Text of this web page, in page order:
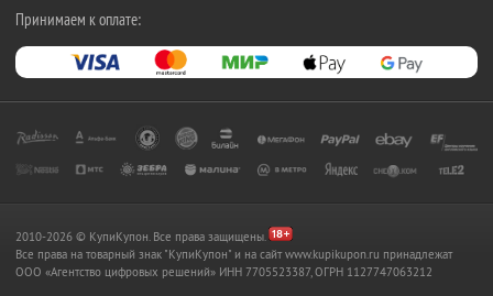
Принимаем к оплате:
2010-2026 © КупиКупон. Все права защищены.
Все права на товарный знак "КупиКупон" и на сайт www.kupikupon.ru принадлежат
OOO «Агентство цифровых решений» ИНН 7705523387, ОГРН 1127747063212